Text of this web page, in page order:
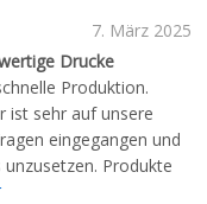
7. März 2025
Drucke
Produktion.
ist sehr auf unsere
eingegangen und
Produkte
außerdem auch